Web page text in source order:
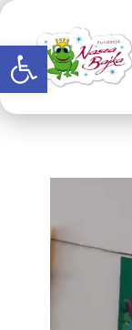
Otwórz pasek narzędzi